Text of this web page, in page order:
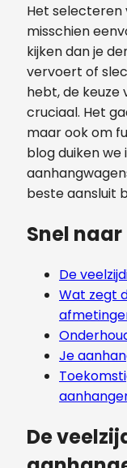
Het selecteren
misschien
kijken dan je
vervoert of
hebt, de keuze
cruciaal. Het
maar ook om
blog duiken we
beste aansluit
Snel naar
De
Wat zegt
Je
De